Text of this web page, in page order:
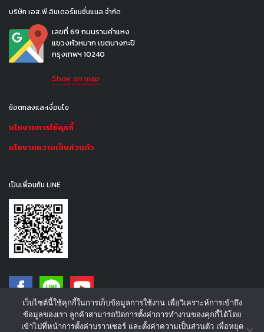
บริษัท เอส.พี.อินเตอร์แนชั่นแนล จำกัด
เลขที่ 69 ถนนรามคำแหง
แขวงหัวหมาก เขตบางกะปิ
กรุงเทพฯ 10240
Show on map
ข้อตกลงและเงื่อนไข
นโยบายการใช้คุกกี้
นโยบายความเป็นส่วนตัว
เป็นเพื่อนกัน LINE
©2016 - S.P. International Co.,Ltd. | All rights reserved.
เว็บไซต์นี้ใช้คุกกี้ในการเก็บข้อมูลการใช้งาน เพื่อวิเคราะห์การเข้าถึง
ข้อมูลของเรา ลูกค้าสามารถปิดการตั้งค่าการทำงานของคุกกี้ได้โดย
เข้าไปที่หน้าการตั้งค่าบราวเซอร์ และตั้งค่าความเป็นส่วนตัว เพื่อหยุด